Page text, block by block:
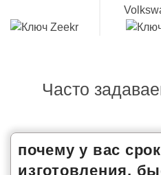
Часто
почему у вас
изготовления,